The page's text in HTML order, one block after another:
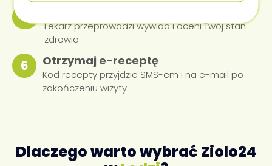
5
Lekarz przeprowadzi wywiad i oceni Twój stan
zdrowia
6 Otrzymaj e-receptę
Kod recepty przyjdzie SMS-em i na e-mail po
zakończeniu wizyty
Dlaczego warto wybrać Ziolo24